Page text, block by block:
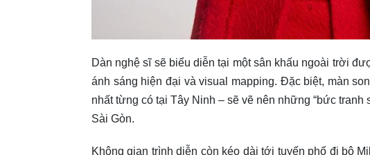
Dàn nghệ sĩ sẽ biểu diễn tại một sân khấu ngoài trời
ánh sáng hiện đại và visual mapping. Đặc biệt, màn
nhất từng có tại Tây Ninh – sẽ vẽ nên những “bức
Sài Gòn.
Không gian trình diễn còn kéo dài tới tuyến phố đi bộ